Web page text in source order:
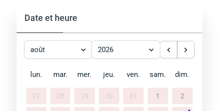
Date et heure
août 2026
lun. mar. mer. jeu. ven. sam. dim.
27 28 29 30 31 1 2